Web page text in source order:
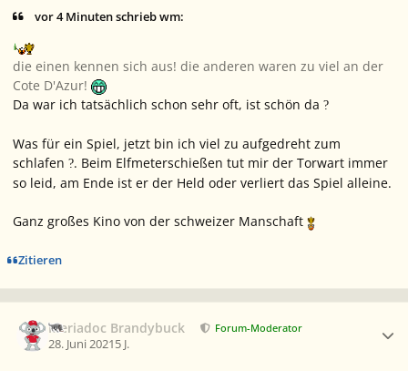
vor 4 Minuten schrieb wm:
die einen kennen sich aus! die anderen waren zu viel an der
Cote D'Azur!
Da war ich tatsächlich schon sehr oft, ist schön da ?
Was für ein Spiel, jetzt bin ich viel zu aufgedreht zum
schlafen ?. Beim Elfmeterschießen tut mir der Torwart immer
so leid, am Ende ist er der Held oder verliert das Spiel alleine.
Ganz großes Kino von der schweizer Manschaft
Zitieren
Meriadoc Brandybuck Forum-Moderator
28. Juni 20215 J.